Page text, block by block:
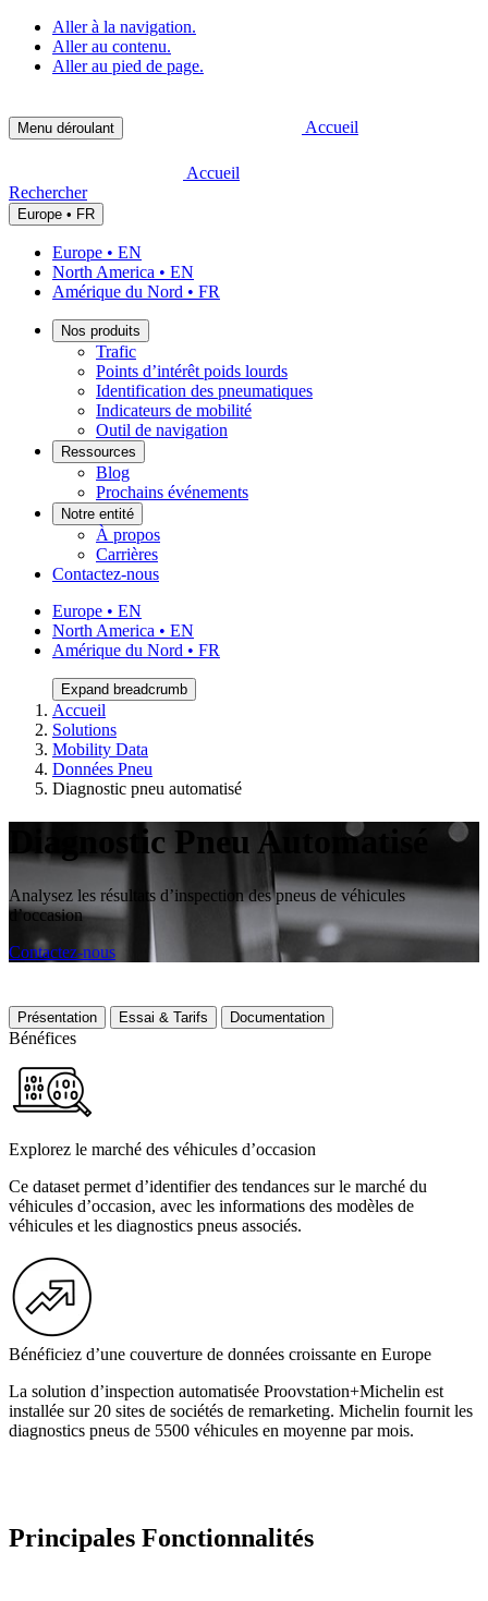
Aller à la navigation.
Aller au contenu.
Aller au pied de page.
Menu déroulant Accueil
Accueil
Rechercher
Europe • FR
Europe • EN
North America • EN
Amérique du Nord • FR
Nos produits
Trafic
Points d’intérêt poids lourds
Identification des pneumatiques
Indicateurs de mobilité
Outil de navigation
Ressources
Blog
Prochains événements
Notre entité
À propos
Carrières
Contactez-nous
Europe • EN
North America • EN
Amérique du Nord • FR
Expand breadcrumb
Accueil
Solutions
Mobility Data
Données Pneu
Diagnostic pneu automatisé
Diagnostic Pneu Automatisé
Analysez les résultats d’inspection des pneus de véhicules
d’occasion
Contactez-nous
Présentation Essai & Tarifs Documentation
Bénéfices
Explorez le marché des véhicules d’occasion
Ce dataset permet d’identifier des tendances sur le marché du
véhicules d’occasion, avec les informations des modèles de
véhicules et les diagnostics pneus associés.
Bénéficiez d’une couverture de données croissante en Europe
La solution d’inspection automatisée Proovstation+Michelin est
installée sur 20 sites de sociétés de remarketing. Michelin fournit les
diagnostics pneus de 5500 véhicules en moyenne par mois.
Principales Fonctionnalités